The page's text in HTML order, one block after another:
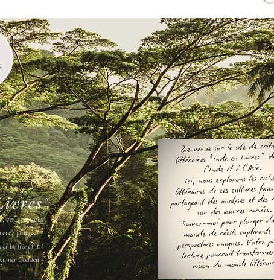
vous ne vous
jamais " -
be free of it."
Godden -